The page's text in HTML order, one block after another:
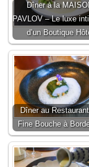
Dîner à la
PAVLOV – Le luxe
d’un Boutique
Dîner au
Fine Bouche à